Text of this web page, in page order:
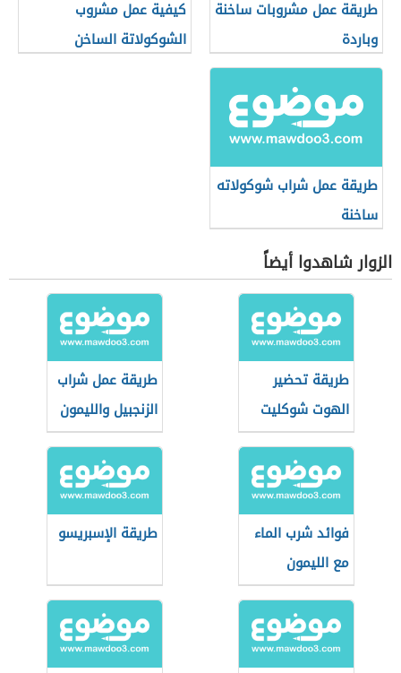
طريقة عمل مشروبات ساخنة
وباردة
كيفية عمل مشروب
الشوكولاتة الساخن
طريقة عمل شراب شوكولاته
ساخنة
الزوار شاهدوا أيضاً
طريقة تحضير
الهوت شوكليت
طريقة عمل شراب
الزنجبيل والليمون
للتنحيف
فوائد شرب الماء
مع الليمون
طريقة الإسبريسو